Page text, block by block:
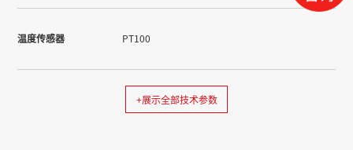
温度传感器 PT100
+展示全部技术参数